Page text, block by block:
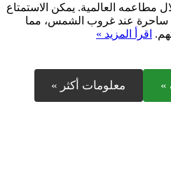
مطاعمه العالمية. يمكن الاستمتاع
ساحرة عند غروب الشمس، مما
اقرأ المزيد »
» معلومات أكثر »